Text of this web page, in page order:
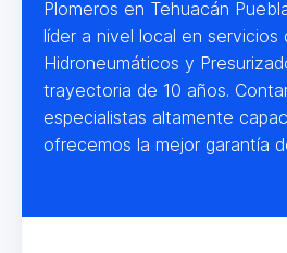
Plomeros en Tehuacán
líder a nivel local en servicios
Hidroneumáticos y
trayectoria de 10 años.
especialistas altamente
ofrecemos la mejor garantía